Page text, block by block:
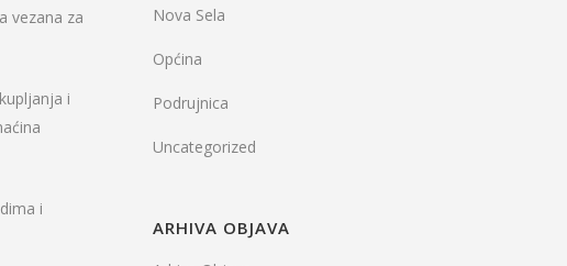
vezana za
i
i
Nova Sela
Općina
Podrujnica
Uncategorized
ARHIVA OBJAVA